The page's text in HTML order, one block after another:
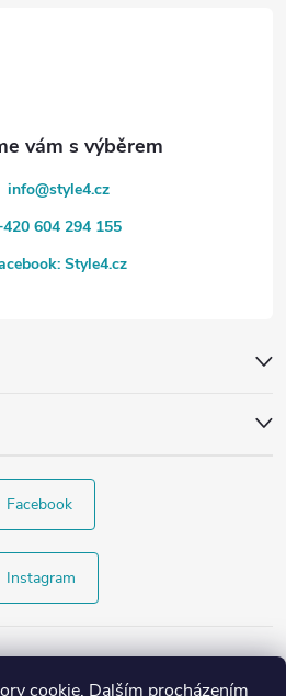
cookie. Dalším procházením
info@style4.cz
604 294 155
Style4.cz
Facebook
Instagram